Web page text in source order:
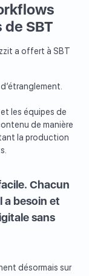
SBT
a offert à SBT
les équipes de
de manière
la production
Chacun
a besoin et
sans
désormais sur